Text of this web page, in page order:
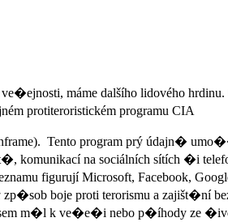
máme dalšího lidového
protiteroristickém programu CIA
Tento program prý údajn�
komunikací na sociálních sítích �i
figurují Microsoft, Facebook,
zp�sob boje proti terorismu a
m�l k ve�e�i nebo p�íhody ze